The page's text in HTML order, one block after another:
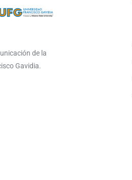
de la
Gavidia.